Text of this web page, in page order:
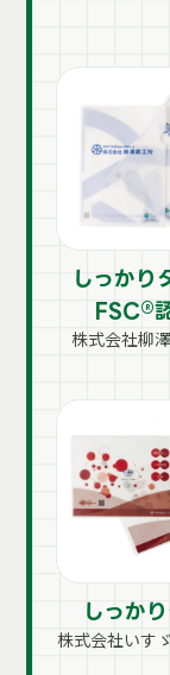
しっかり
FSC®
株式会社柳
しっか
株式会社いす